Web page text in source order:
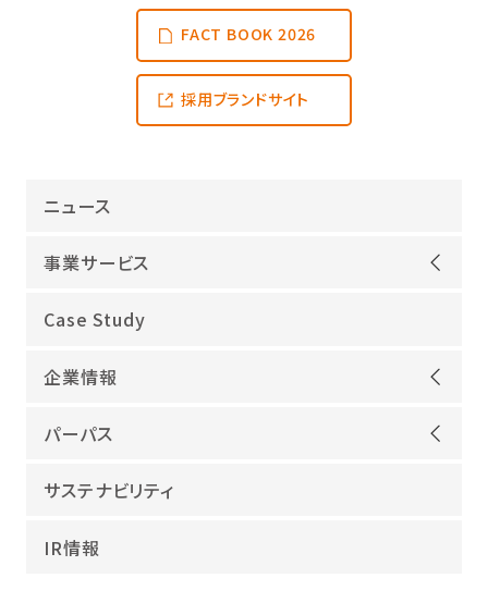
FACT BOOK 2026
採用ブランドサイト
ニュース
事業サービス
オープンアップグループが選ばれる理由
ITインフラ
IT開発
海外領域
教育・人材紹介
Case Study
企業情報
ごあいさつ
沿革
役員紹介
パーパス
当社グループのパーパス
幸せな仕事総合研究所
サステナビリティ
IR情報